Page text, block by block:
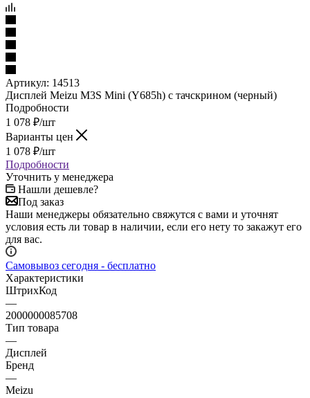
Артикул:
Дисплей Meizu M3S Mini (Y685h) с тачскрином (черный)
Подробности
1 078₽/шт
Варианты цен
1 078₽/шт
Подробности
Уточнить у менеджера
Нашли дешевле?
Под заказ
Наши менеджеры обязательно свяжутся с вами и уточнят
условия есть ли товар в наличии, если его нету то закажут его
для вас.
Самовывоз сегодня - бесплатно
Характеристики
ШтрихКод
—
2000000085708
Тип товара
—
Дисплей
Бренд
—
Meizu
Модель
—
M3S Mini